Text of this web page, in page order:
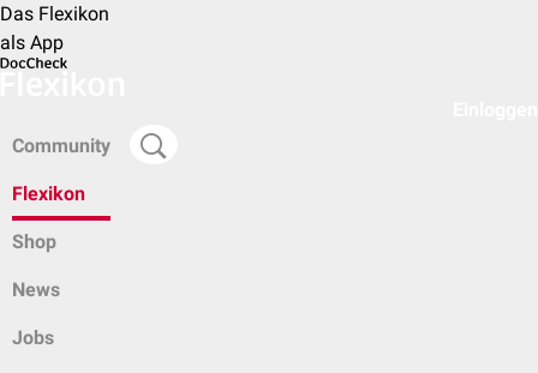
Das Flexikon
als App
Community
Flexikon
Shop
News
Jobs